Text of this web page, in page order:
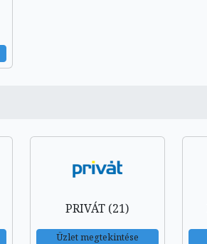
PRIVÁT (21)
Üzlet megtekintése